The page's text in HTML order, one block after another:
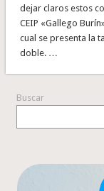
dejar claros estos
CEIP «Gallego
cual se presenta la
doble. …
Buscar